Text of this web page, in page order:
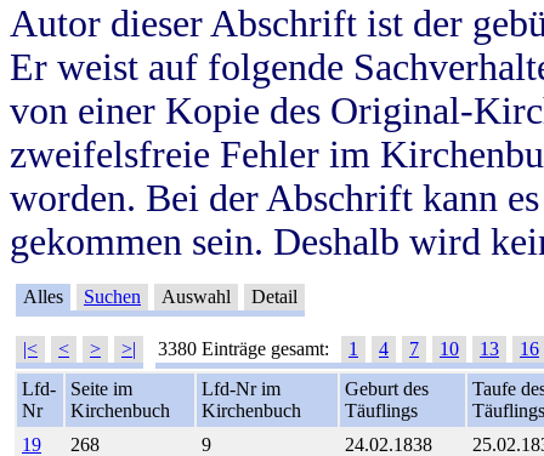
Autor dieser Abschrift ist der
Er weist auf folgende
von einer Kopie des Original-
zweifelsfreie Fehler im
worden. Bei der Abschrift kann
gekommen sein. Deshalb wird
Alles Suchen Auswahl Detail
|< < > >| 3380 Einträge gesamt: 1 4 7 10 13
16
Lfd-
Nr
Seite im
Kirchenbuch
Lfd-Nr im
Kirchenbuch
Geburt des
Täuflings
Taufe
Täuflings
19
268 9 24.02.1838